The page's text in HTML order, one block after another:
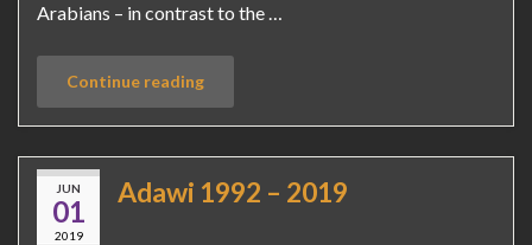
Arabians – in contrast to the …
Continue reading
JUN
01
2019
Adawi 1992 – 2019